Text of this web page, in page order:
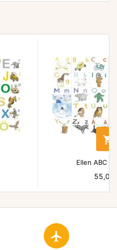

Ellen ABC
Pris
55,00
flight